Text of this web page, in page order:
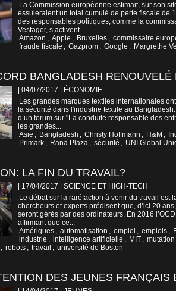
La Commission européenne estimait, sur son
essuieraient un total cumulé de perte fiscale de
des responsables politiques, comme la
Vestager, s’activent...
Amazon , Apple , Bruxelles , commissaire
fraude fiscale , Gazprom , Google , Margrethe
BANGLADESH RENOUVELÉ
| 04/07/2017
ÉCONOMIE
Les grandes marques textiles internationales
la sécurité dans l'industrie textile au
d’un forum sur "La conduite responsable des
les grandes...
Asie , Bangladesh , Christy Hoffmann , H&M ,
Primark , Rana Plaza , sécurité , UNI Global
LA FIN DU TRAVAIL?
| 17/04/2017
SCIENCE ET HIGH-TECH
Le débat sur la raréfaction à venir du travail est
chercheurs et experts prédisent que, d’ici 20
seront gérés par des ordinateurs. En 2016
affirmant que ce...
Amériques , automatisation , emploi , emplois ,
industrie , intelligence artificielle , MIT , mutation
, robots , travail , université de Boston
DES JEUNES FRANÇAIS